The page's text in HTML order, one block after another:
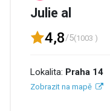
Julie al
4,8/5(1003 )
Lokalita: Praha 14
Zobrazit na mapě